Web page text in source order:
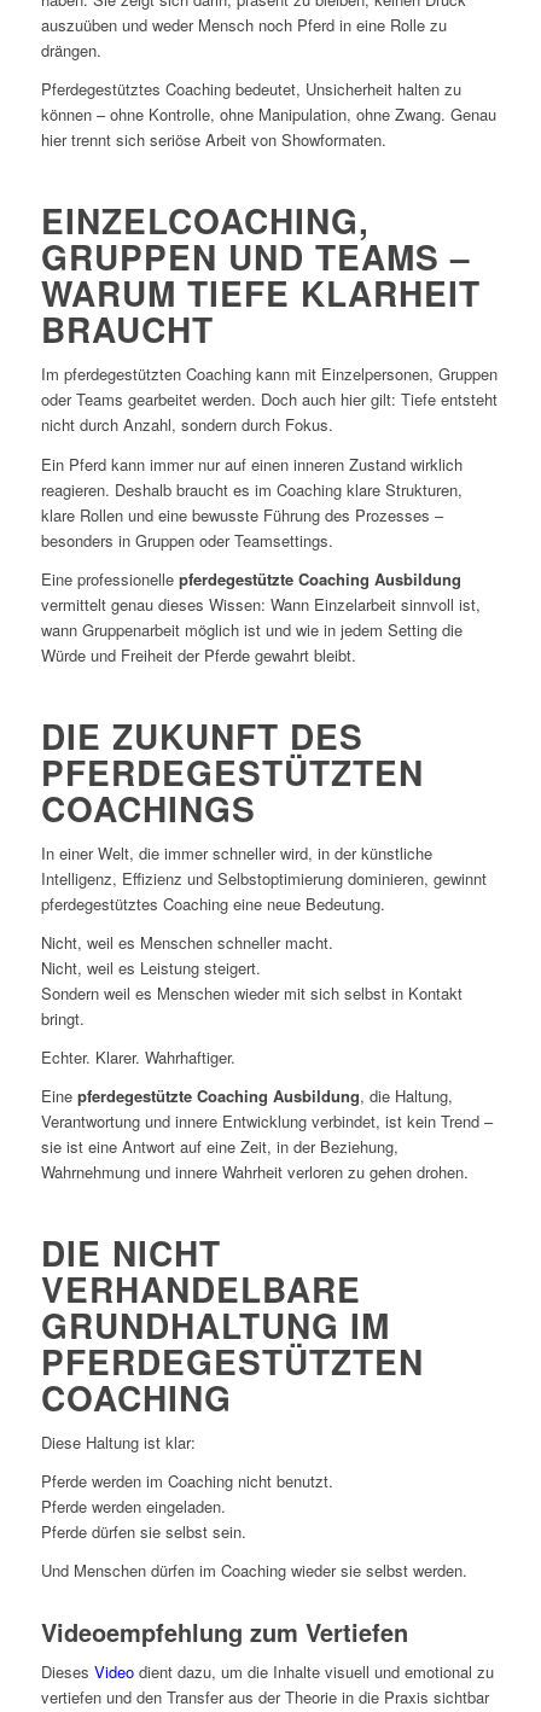
auszuüben und weder Mensch noch Pferd in eine Rolle zu
drängen.
Pferdegestütztes Coaching bedeutet, Unsicherheit halten zu
können – ohne Kontrolle, ohne Manipulation, ohne Zwang. Genau
hier trennt sich seriöse Arbeit von Showformaten.
EINZELCOACHING,
GRUPPEN UND TEAMS –
WARUM TIEFE KLARHEIT
BRAUCHT
Im pferdegestützten Coaching kann mit Einzelpersonen, Gruppen
oder Teams gearbeitet werden. Doch auch hier gilt: Tiefe entsteht
nicht durch Anzahl, sondern durch Fokus.
Ein Pferd kann immer nur auf einen inneren Zustand wirklich
reagieren. Deshalb braucht es im Coaching klare Strukturen,
klare Rollen und eine bewusste Führung des Prozesses –
besonders in Gruppen oder Teamsettings.
Eine professionelle pferdegestützte Coaching Ausbildung
vermittelt genau dieses Wissen: Wann Einzelarbeit sinnvoll ist,
wann Gruppenarbeit möglich ist und wie in jedem Setting die
Würde und Freiheit der Pferde gewahrt bleibt.
DIE ZUKUNFT DES
PFERDEGESTÜTZTEN
COACHINGS
In einer Welt, die immer schneller wird, in der künstliche
Intelligenz, Effizienz und Selbstoptimierung dominieren, gewinnt
pferdegestütztes Coaching eine neue Bedeutung.
Nicht, weil es Menschen schneller macht.
Nicht, weil es Leistung steigert.
Sondern weil es Menschen wieder mit sich selbst in Kontakt
bringt.
Echter. Klarer. Wahrhaftiger.
Eine pferdegestützte Coaching Ausbildung, die Haltung,
Verantwortung und innere Entwicklung verbindet, ist kein Trend –
sie ist eine Antwort auf eine Zeit, in der Beziehung,
Wahrnehmung und innere Wahrheit verloren zu gehen drohen.
DIE NICHT
VERHANDELBARE
GRUNDHALTUNG IM
PFERDEGESTÜTZTEN
COACHING
Diese Haltung ist klar:
Pferde werden im Coaching nicht benutzt.
Pferde werden eingeladen.
Pferde dürfen sie selbst sein.
Und Menschen dürfen im Coaching wieder sie selbst werden.
Videoempfehlung zum Vertiefen
Dieses Videodient dazu, um die Inhalte visuell und emotional zu
vertiefen und den Transfer aus der Theorie in die Praxis sichtbar